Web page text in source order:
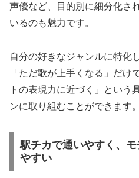
声優など、目的別に細分化さ
いるのも魅力です。
自分の好きなジャンルに特化
「ただ歌が上手くなる」だけ
トの表現力に近づく」という
ンに取り組むことができます。
駅チカで通いやすく、
やすい